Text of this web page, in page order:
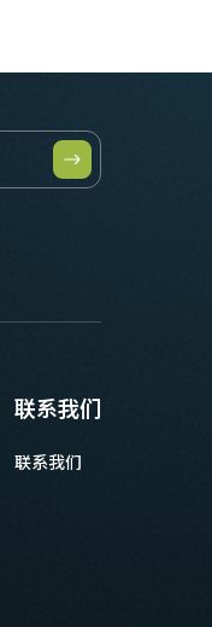
联系我们
联系我们